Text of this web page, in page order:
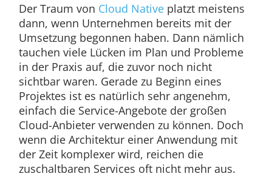
Der Traum von Cloud Nativeplatzt meistens
dann, wenn Unternehmen bereits mit der
Umsetzung begonnen haben. Dann nämlich
tauchen viele Lücken im Plan und Probleme
in der Praxis auf, die zuvor noch nicht
sichtbar waren. Gerade zu Beginn eines
Projektes ist es natürlich sehr angenehm,
einfach die Service-Angebote der großen
Cloud-Anbieter verwenden zu können. Doch
wenn die Architektur einer Anwendung mit
der Zeit komplexer wird, reichen die
zuschaltbaren Services oft nicht mehr aus.